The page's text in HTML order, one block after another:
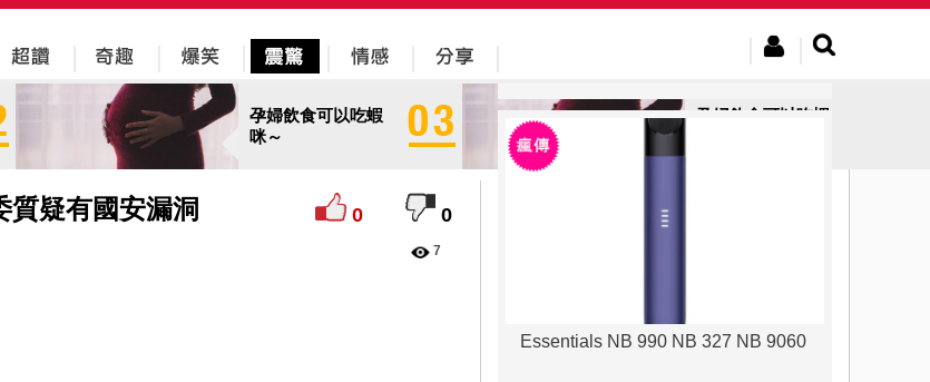
孕婦飲食可以吃蝦
咪～
孕婦飲食可以吃蝦
疑有國安漏洞 0 0
7
Essentials NB 990 NB 327 NB 9060